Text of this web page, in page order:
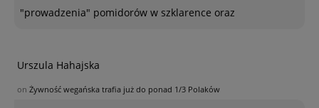
"prowadzenia" pomidorów w szklarence oraz
Urszula Hahajska
on Żywność wegańska trafia już do ponad 1/3 Polaków